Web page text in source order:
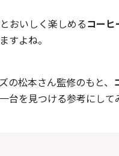
おいしく楽しめるコーヒ
すよね。
の松本さん監修のもと、
を見つける参考にして